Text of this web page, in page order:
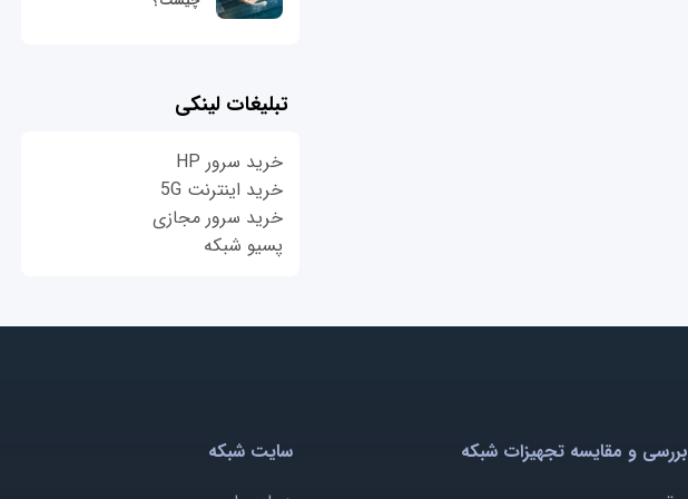
تبلیغات لینکی
خرید سرور HP
خرید اینترنت 5G
خرید سرور مجازی
پسیو شبکه
بررسی و مقایسه تجهیزات شبکه
سایت شبکه